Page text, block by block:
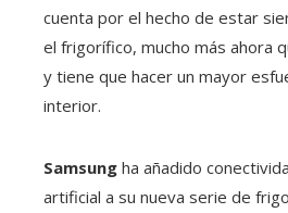
cuenta por el hecho de estar
el frigorífico, mucho más ahora
y tiene que hacer un mayor
interior.
Samsung ha añadido
artificial a su nueva serie de